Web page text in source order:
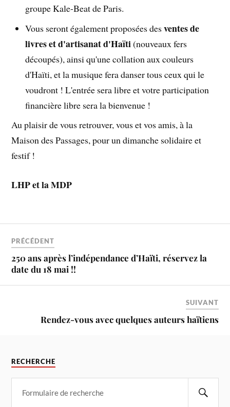
groupe Kale-Beat de Paris.
Vous seront également proposées desventes de
livres et d'artisanat d'Haïti(nouveaux fers
découpés), ainsi qu'une collation aux couleurs
d'Haïti, et la musique fera danser tous ceux qui le
voudront ! L'entrée sera libre et votre participation
financière libre sera la bienvenue !
Au plaisir de vous retrouver, vous et vos amis, à la
Maison des Passages, pour un dimanche solidaire et
festif !
LHP et la MDP
PRÉCÉDENT
250 ans après l’indépendance d’Haïti, réservez la
date du 18 mai !!
SUIVANT
Rendez-vous avec quelques auteurs haïtiens
RECHERCHE